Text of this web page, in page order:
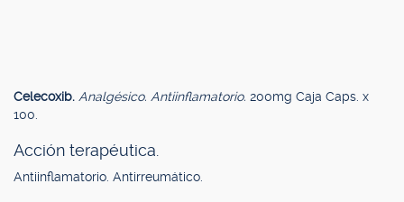
Celecoxib. Analgésico. Antiinflamatorio. 200mg Caja Caps. x
100.
Acción terapéutica.
Antiinflamatorio. Antirreumático.